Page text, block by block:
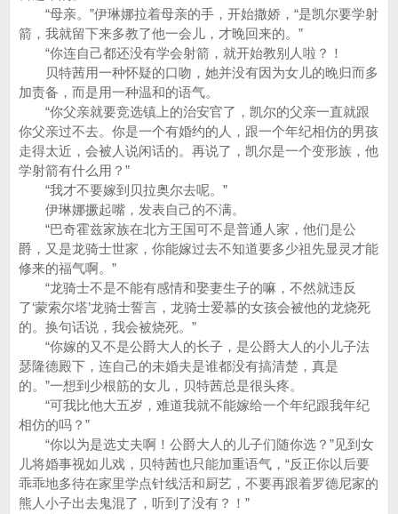
“母亲。”伊琳娜拉着母亲的手，开始撒娇，“是凯尔要学射
箭，我就留下来多教了他一会儿，才晚回来的。”
“你连自己都还没有学会射箭，就开始教别人啦？！
贝特茜用一种怀疑的口吻，她并没有因为女儿的晚归而多
加责备，而是用一种温和的语气。
“你父亲就要竞选镇上的治安官了，凯尔的父亲一直就跟
你父亲过不去。你是一个有婚约的人，跟一个年纪相仿的男孩
走得太近，会被人说闲话的。再说了，凯尔是一个变形族，他
学射箭有什么用？”
“我才不要嫁到贝拉奥尔去呢。”
伊琳娜撅起嘴，发表自己的不满。
“巴奇霍兹家族在北方王国可不是普通人家，他们是公
爵，又是龙骑士世家，你能嫁过去不知道要多少祖先显灵才能
修来的福气啊。”
“龙骑士不是不能有感情和娶妻生子的嘛，不然就违反
了‘蒙索尔塔’龙骑士誓言，龙骑士爱慕的女孩会被他的龙烧死
的。换句话说，我会被烧死。”
“你嫁的又不是公爵大人的长子，是公爵大人的小儿子法
瑟隆德殿下，连自己的未婚夫是谁都没有搞清楚，真是
的。”一想到少根筋的女儿，贝特茜总是很头疼。
“可我比他大五岁，难道我就不能嫁给一个年纪跟我年纪
相仿的吗？”
“你以为是选丈夫啊！公爵大人的儿子们随你选？”见到女
儿将婚事视如儿戏，贝特茜也只能加重语气，“反正你以后要
乖乖地多待在家里学点针线活和厨艺，不要再跟着罗德尼家的
熊人小子出去鬼混了，听到了没有？！”